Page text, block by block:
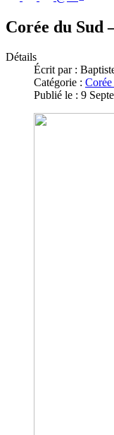
Corée du Sud
Détails
Écrit par :
Catégorie :
Publié le : 9